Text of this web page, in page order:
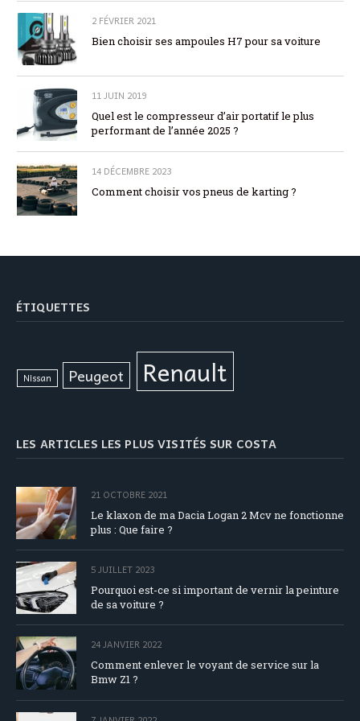
2 FÉVRIER 2021
Bien choisir ses ampoules H7 pour sa voiture
11 JUIN 2019
Quel est le compresseur d’air portatif le plus
performant de l’année 2025 ?
14 DÉCEMBRE 2023
Comment choisir vos pneus de karting ?
ÉTIQUETTES
Nissan Peugeot Renault
LES ARTICLES LES PLUS VISITÉS SUR COSTA
21 OCTOBRE 2021
Le klaxon de ma Dacia Logan 2 Mcv ne fonctionne
plus : Que faire ?
5 JUILLET 2023
Pourquoi est-ce si important de vernir la peinture
de sa voiture ?
24 JANVIER 2022
Comment enlever le voyant de service sur la
Bmw Z1 ?